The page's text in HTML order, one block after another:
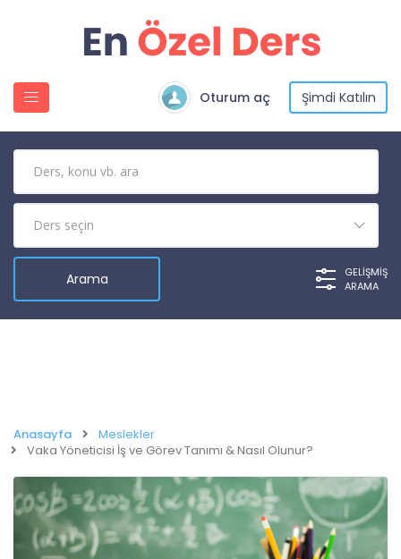
Oturum aç Şimdi Katılın
GELIŞMIŞ
ARAMA
Anasayfa
Meslekler
Vaka Yöneticisi İş ve Görev Tanımı & Nasıl Olunur?